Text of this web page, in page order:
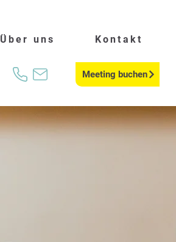
Über uns Kontakt
Meeting buchen